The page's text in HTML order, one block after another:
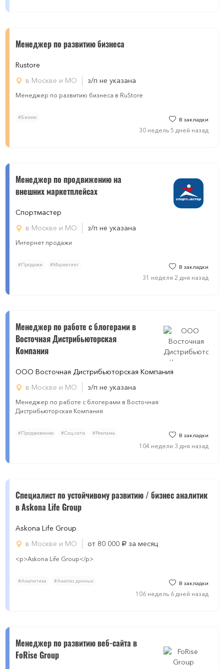
Менеджер по развитию бизнеса
Rustore
в Москве и МО
з/п не указана
Менеджер по развитию бизнеса в RuStore
#Бизнес В закладки
30 недель 5 дней назад
Менеджер по продвижению на
внешних маркетплейсах
Спортмастер
в Москве и МО
з/п не указана
Интернет продажи
#Продажи #Маркетинг В закладки
31 неделя 2 дня назад
Менеджер по работе с блогерами в
Восточная Дистрибьюторская
Компания
ООО Восточная Дистрибьюторская Компания
в Москве и МО
з/п не указана
Менеджер по работе с блогерами в Восточная
Дистрибьюторская Компания
#Продвижение #Соц.сети #Реклама В закладки
104 недели 3 дня назад
Специалист по устойчивому развитию / бизнес аналитик
в Askona Life Group
Askona Life Group
в Москве и МО
от 80 000 руб. за месяц
<p>Askona Life Group</p>
#Аналитика #Анализ данных В закладки
106 недель 6 дней назад
Менеджер по развитию веб-сайта в
FoRise Group